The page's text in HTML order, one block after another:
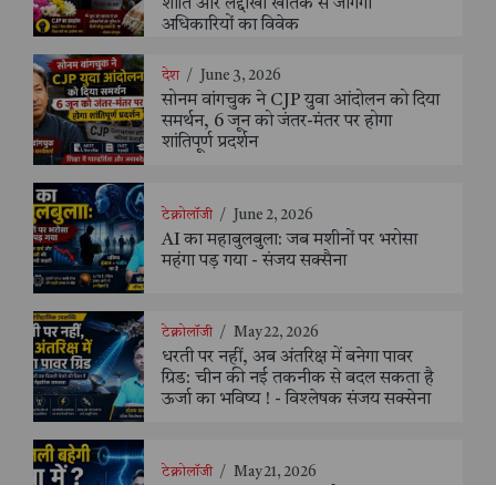
शांति और लद्दाखी खातक से जागेगा
अधिकारियों का विवेक
देश / June 3, 2026
सोनम वांगचुक ने CJP युवा आंदोलन को दिया
समर्थन, 6 जून को जंतर-मंतर पर होगा
शांतिपूर्ण प्रदर्शन
टेक्नोलॉजी / June 2, 2026
AI का महाबुलबुला: जब मशीनों पर भरोसा
महंगा पड़ गया - संजय सक्सैना
टेक्नोलॉजी / May 22, 2026
धरती पर नहीं, अब अंतरिक्ष में बनेगा पावर
ग्रिड: चीन की नई तकनीक से बदल सकता है
ऊर्जा का भविष्य ! - विश्लेषक संजय सक्सेना
टेक्नोलॉजी / May 21, 2026